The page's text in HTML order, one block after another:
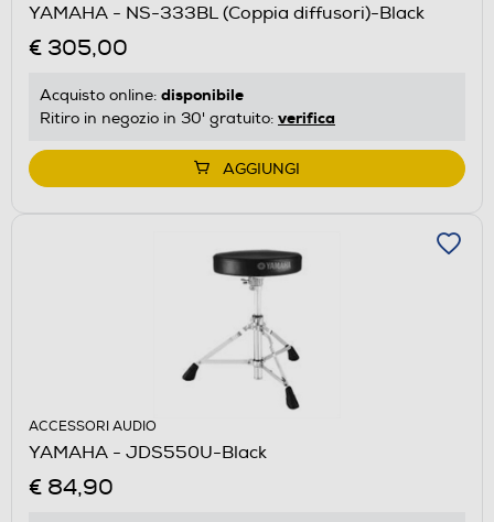
YAMAHA - NS-333BL (Coppia diffusori)-Black
€ 305,00
Acquisto online: disponibile
Ritiro in negozio in 30' gratuito: verifica
AGGIUNGI
ACCESSORI AUDIO
YAMAHA - JDS550U-Black
€ 84,90